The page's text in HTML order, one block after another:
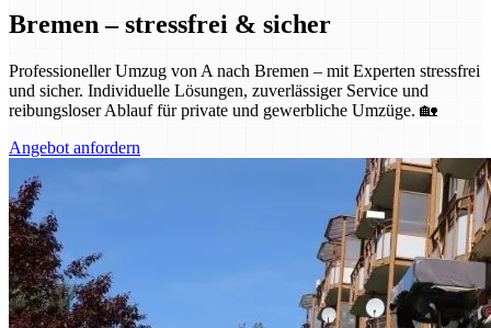
Bremen – stressfrei & sicher
Professioneller Umzug von A nach Bremen – mit Experten stressfrei
und sicher. Individuelle Lösungen, zuverlässiger Service und
reibungsloser Ablauf für private und gewerbliche Umzüge. 🏡
Angebot anfordern